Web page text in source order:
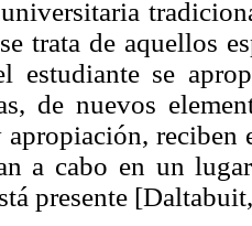
trata de aquellos
estudiante se
de nuevos
reciben
a cabo en un
presente